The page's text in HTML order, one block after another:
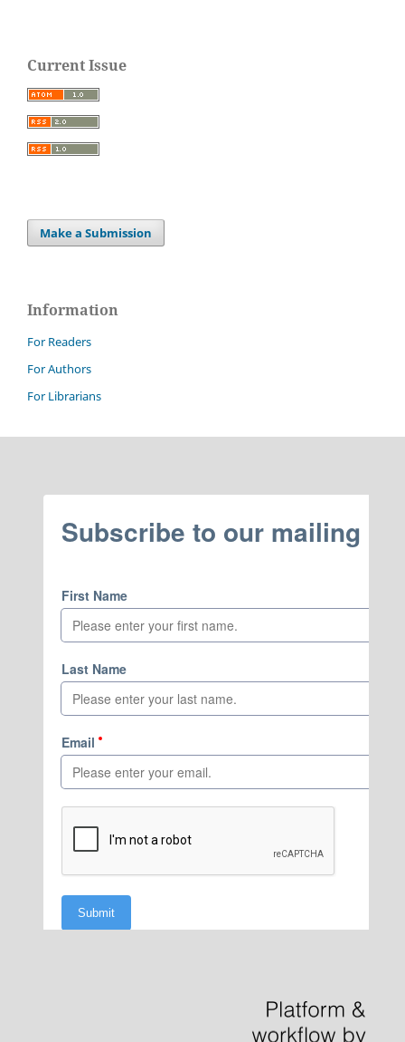
Current Issue
Make a Submission
Information
For Readers
For Authors
For Librarians